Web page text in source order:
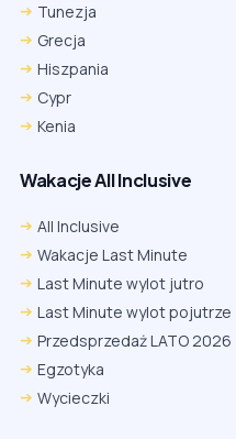
Tunezja
Grecja
Hiszpania
Cypr
Kenia
Wakacje All Inclusive
All Inclusive
Wakacje Last Minute
Last Minute wylot jutro
Last Minute wylot pojutrze
Przedsprzedaż LATO 2026
Egzotyka
Wycieczki